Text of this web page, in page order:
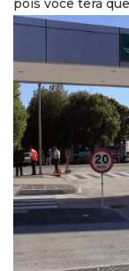
pois você terá